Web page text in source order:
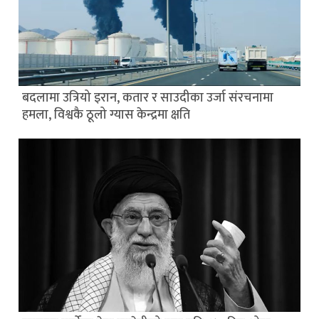
बदलामा उत्रियो इरान, कतार र साउदीका उर्जा संरचनामा
हमला, विश्वकै ठूलो ग्यास केन्द्रमा क्षति